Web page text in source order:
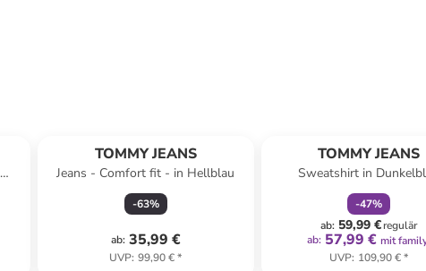
TOMMY JEANS
Jeans - Comfort fit - in Hellblau
-63%
ab: 35,99 €
UVP: 99,90 €*
TOMMY JEANS
Sweatshirt in
-47%
ab: 59,99 €regulär
ab: 57,99 € mit
UVP: 109,90 €*